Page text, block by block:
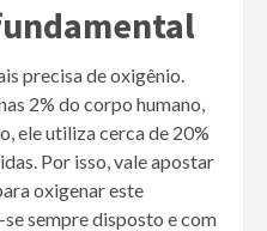
precisa de oxigênio.
2% do corpo humano,
ele utiliza cerca de 20%
Por isso, vale apostar
oxigenar este
sempre disposto e com